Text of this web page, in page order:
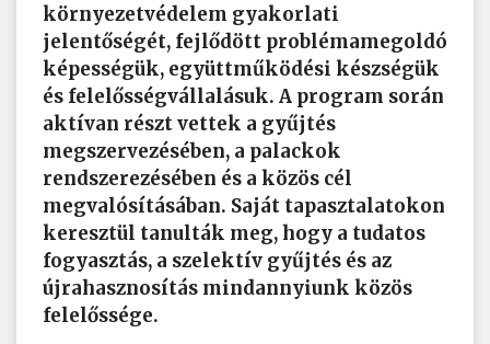
környezetvédelem gyakorlati
jelentőségét, fejlődött problémamegoldó
képességük, együttműködési készségük
és felelősségvállalásuk. A program során
aktívan részt vettek a gyűjtés
megszervezésében, a palackok
rendszerezésében és a közös cél
megvalósításában. Saját tapasztalatokon
keresztül tanulták meg, hogy a tudatos
fogyasztás, a szelektív gyűjtés és az
újrahasznosítás mindannyiunk közös
felelőssége.